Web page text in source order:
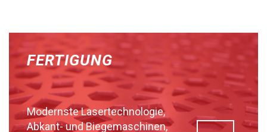
FERTIGUNG
Modernste Lasertechnologie,
Abkant- und Biegemaschinen,